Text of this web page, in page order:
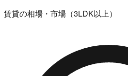
賃貸の相場・市場（3LDK以上）